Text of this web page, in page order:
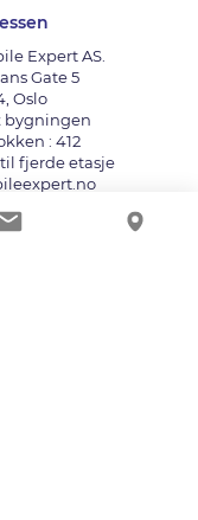
Expert AS.
Gate 5
Oslo
bygningen
: 412
fjerde etasje